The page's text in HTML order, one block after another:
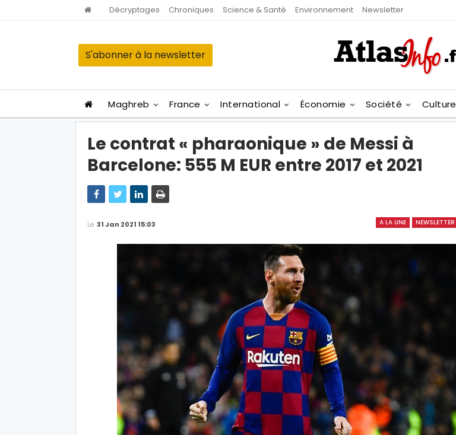
Décryptages Chroniques Science & Santé Environnement Newsletter
S'abonner à la newsletter
Maghreb France International Économie Société Culture
Le contrat « pharaonique » de Messi à
Barcelone: 555 M EUR entre 2017 et 2021
A LA UNE NEWSLETTER
Le 31 Jan 2021 15:03